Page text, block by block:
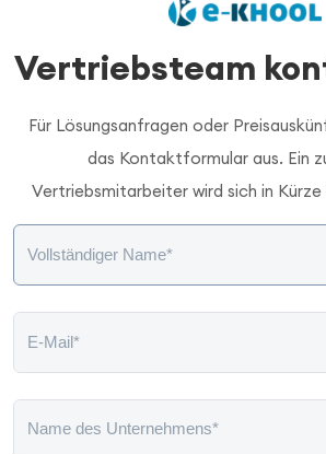
Vertriebsteam
Für Lösungsanfragen oder
das Kontaktformular aus. Ein
Vertriebsmitarbeiter wird sich in Kürze